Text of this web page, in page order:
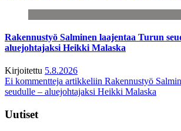
Rakennustyö Salminen laajentaa Turun
aluejohtajaksi Heikki Malaska
Kirjoitettu 5.8.2026
Ei kommentteja artikkeliin Rakennustyö
seudulle – aluejohtajaksi Heikki Malaska
Uutiset